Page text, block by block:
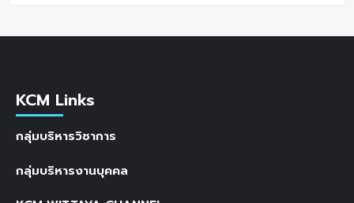
KCM Links
กลุ่มบริหารวิชาการ
กลุ่มบริหารงานบุคคล